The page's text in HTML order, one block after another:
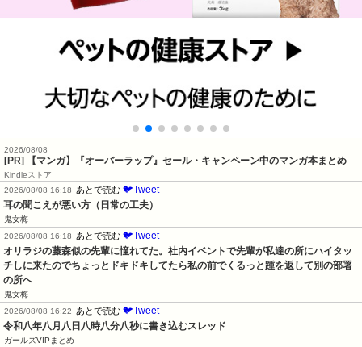
2026/08/08
[PR] 【マンガ】『オーバーラップ』セール・キャンペーン中のマンガ本まとめ
Kindleストア
2026/08/08 16:18
あとで読む 🐦Tweet
耳の聞こえが悪い方（日常の工夫）
鬼女梅
2026/08/08 16:18
あとで読む 🐦Tweet
オリラジの藤森似の先輩に憧れてた。社内イベントで先輩が私達の所にハイタッ
チしに来たのでちょっとドキドキしてたら私の前でくるっと踵を返して別の部署
の所へ
鬼女梅
2026/08/08 16:22
あとで読む 🐦Tweet
令和八年八月八日八時八分八秒に書き込むスレッド
ガールズVIPまとめ